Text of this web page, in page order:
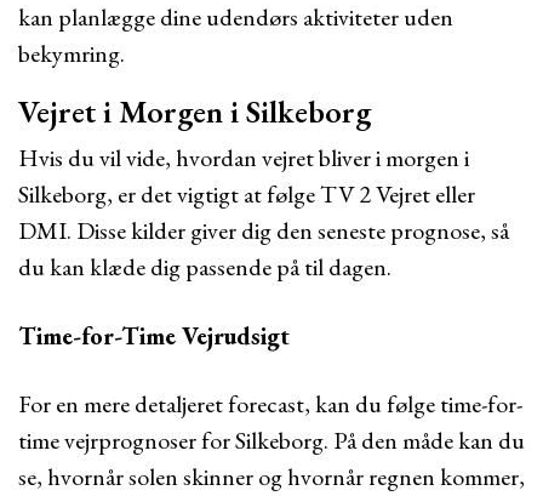
kan planlægge dine udendørs aktiviteter uden
bekymring.
Vejret i Morgen i Silkeborg
Hvis du vil vide, hvordan vejret bliver i morgen i
Silkeborg, er det vigtigt at følge TV 2 Vejret eller
DMI. Disse kilder giver dig den seneste prognose, så
du kan klæde dig passende på til dagen.
Time-for-Time Vejrudsigt
For en mere detaljeret forecast, kan du følge time-for-
time vejrprognoser for Silkeborg. På den måde kan du
se, hvornår solen skinner og hvornår regnen kommer,